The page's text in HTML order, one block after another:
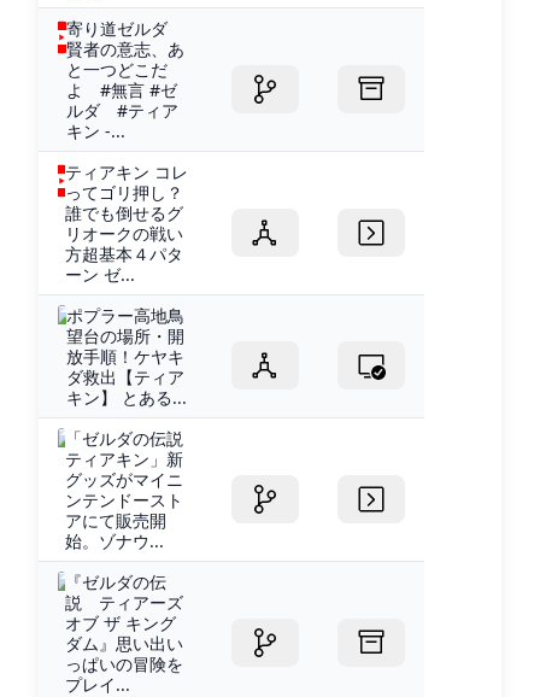
寄り道ゼルダ
賢者の意志、あ
と一つどこだ
よ #無言 #ゼ
ルダ #ティア
キン -...
ティアキン コレ
ってゴリ押し？
誰でも倒せるグ
リオークの戦い
方超基本４パタ
ーン ゼ...
ポプラー高地鳥
望台の場所・開
放手順！ケヤキ
ダ救出【ティア
キン】 とある...
「ゼルダの伝説
ティアキン」新
グッズがマイニ
ンテンドースト
アにて販売開
始。ゾナウ...
『ゼルダの伝
説 ティアーズ
オブ ザ キング
ダム』思い出い
っぱいの冒険を
プレイ...